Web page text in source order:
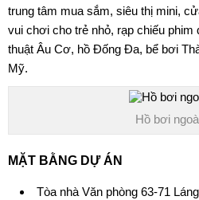
trung tâm mua sắm, siêu thị mini,
vui chơi cho trẻ nhỏ, rạp chiếu phim
thuật Âu Cơ, hồ Đống Đa, bể bơi
Mỹ.
Hồ bơi
MẶT BẰNG DỰ ÁN
Tòa nhà Văn phòng 63-71